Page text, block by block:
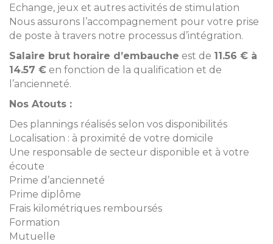
Echange, jeux et autres activités de stimulation
Nous assurons l’accompagnement pour votre prise
de poste à travers notre processus d’intégration.
Salaire brut horaire d’embauche est de 11.56 € à
14.57 € en fonction de la qualification et de
l’ancienneté.
Nos Atouts :
Des plannings réalisés selon vos disponibilités
Localisation : à proximité de votre domicile
Une responsable de secteur disponible et à votre
écoute
Prime d’ancienneté
Prime diplôme
Frais kilométriques remboursés
Formation
Mutuelle